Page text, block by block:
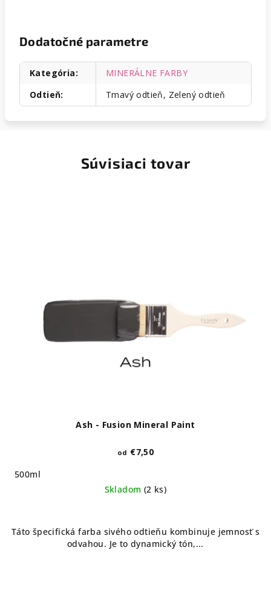
Dodatočné parametre
Kategória:
MINERÁLNE FARBY
Odtieň: Tmavý odtieň, Zelený odtieň
Súvisiaci tovar
Ash - Fusion Mineral Paint
od €7,50
500ml
Skladom (2 ks)
Táto špecifická farba sivého odtieňu kombinuje jemnosť s
odvahou. Je to dynamický tón,...